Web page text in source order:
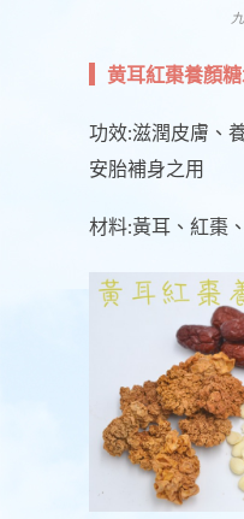
黄耳紅棗養顏
功效:滋潤皮膚、
安胎補身之用
材料:黃耳、紅棗